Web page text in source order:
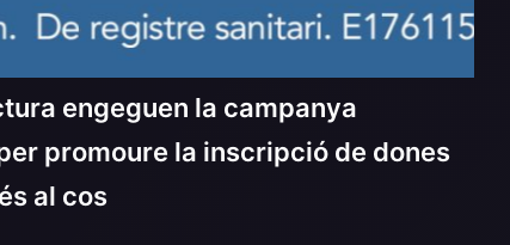
engeguen la campanya
promoure la inscripció de dones
al cos